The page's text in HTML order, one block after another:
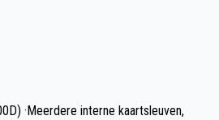
·Meerdere interne kaartsleuven,